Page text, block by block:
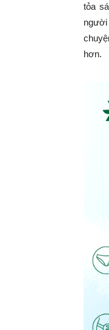
tỏa
hơn.